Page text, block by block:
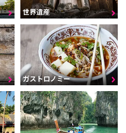
世界遺産
ガストロノミー